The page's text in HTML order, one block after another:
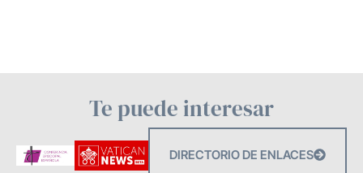
Te puede interesar
DIRECTORIO DE ENLACES